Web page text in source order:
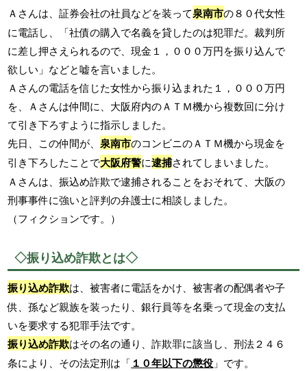
Ａさんは、証券会社の社員などを装って泉南市の８０代女性
に電話し、「社債の購入で名義を貸したのは犯罪だ。裁判所
に差し押さえられるので、現金１，０００万円を振り込んで
欲しい」などと嘘を言いました。
Ａさんの電話を信じた女性から振り込まれた１，０００万円
を、Ａさんは仲間に、大阪府内のＡＴＭ機から複数回に分け
て引き下ろすように指示しました。
先日、この仲間が、 泉南市のコンビニのＡＴＭ機から現金を
引き下ろしたことで大阪府警に逮捕されてしまいました。
Ａさんは、振込め詐欺で逮捕されることをおそれて、大阪の
刑事事件に強いと評判の弁護士に相談しました。
（フィクションです。）
◇振り込め詐欺とは◇
振り込め詐欺は、被害者に電話をかけ、被害者の配偶者や子
供、孫など親族を装ったり、銀行員等を名乗って現金の支払
いを要求する犯罪手法です。
振り込め詐欺はその名の通り、詐欺罪に該当し、刑法２４６
条により、その法定刑は「１０年以下の懲役 」です。